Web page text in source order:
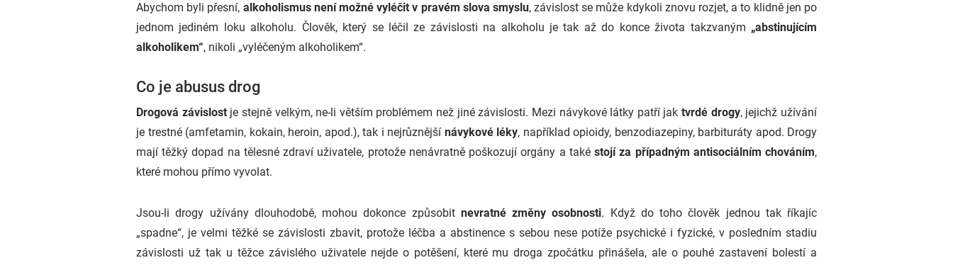
Abychom byli přesní, alkoholismus není možné vyléčit v pravém slova smyslu, závislost se může kdykoli znovu rozjet, a to klidně jen po
jednom jediném loku alkoholu. Člověk, který se léčil ze závislosti na alkoholu je tak až do konce života takzvaným „abstinujícím
alkoholikem“, nikoli „vyléčeným alkoholikem“.
Co je abusus drog
Drogová závislostje stejně velkým, ne-li větším problémem než jiné závislosti. Mezi návykové látky patří jak tvrdé drogy, jejichž užívání
je trestné (amfetamin, kokain, heroin, apod.), tak i nejrůznější návykové léky, například opioidy, benzodiazepiny, barbituráty apod. Drogy
mají těžký dopad na tělesné zdraví uživatele, protože nenávratně poškozují orgány a takéstojí za případným antisociálním chováním,
které mohou přímo vyvolat.
Jsou-li drogy užívány dlouhodobě, mohou dokonce způsobit nevratné změny osobnosti. Když do toho člověk jednou tak říkajíc
„spadne“, je velmi těžké se závislosti zbavit, protože léčba a abstinence s sebou nese potíže psychické i fyzické, v posledním stadiu
závislosti už tak u těžce závislého uživatele nejde o potěšení, které mu droga zpočátku přinášela, ale o pouhé zastavení bolestí a